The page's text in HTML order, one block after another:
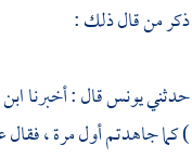
ذكر من قال ذلك :
حدثنييونسقال : أخبرنا
) كما جاهدتم أول مرة ، فقال